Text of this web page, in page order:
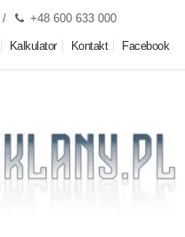
+48 600 633 000
Kalkulator Kontakt Facebook